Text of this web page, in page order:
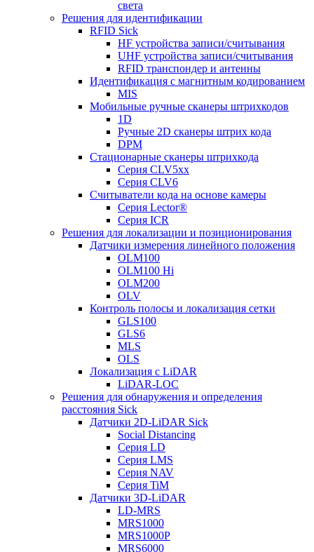
света
Решения для идентификации
RFID Sick
HF устройства записи/считывания
UHF устройства записи/считывания
RFID транспондер и антенны
Идентификация с магнитным кодированием
MIS
Мобильные ручные сканеры штрихкодов
1D
Ручные 2D сканеры штрих кода
DPM
Стационарные сканеры штрихкода
Серия CLV5xx
Серия CLV6
Считыватели кода на основе камеры
Серия Lector®
Серия ICR
Решения для локализации и позиционирования
Датчики измерения линейного положения
OLM100
OLM100 Hi
OLM200
OLV
Контроль полосы и локализация сетки
GLS100
GLS6
MLS
OLS
Локализация с LiDAR
LiDAR-LOC
Решения для обнаружения и определения
расстояния Sick
Датчики 2D-LiDAR Sick
Social Distancing
Серия LD
Серия LMS
Серия NAV
Серия TiM
Датчики 3D-LiDAR
LD-MRS
MRS1000
MRS1000P
MRS6000